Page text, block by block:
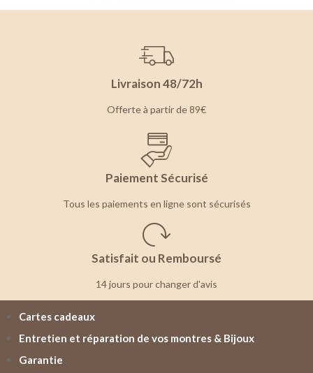
Livraison 48/72h
Offerte à partir de 89€
Paiement Sécurisé
Tous les paiements en ligne sont sécurisés
Satisfait ou Remboursé
14 jours pour changer d'avis
Cartes cadeaux
Entretien et réparation de vos montres & Bijoux
Garantie